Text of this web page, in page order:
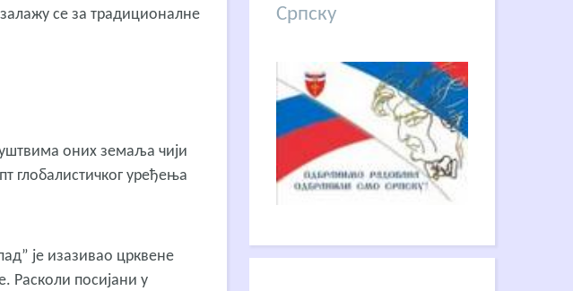
се за традиционалне
оних земаља чији
глобалистичког уређења
је изазивао црквене
Расколи посијани у
Српску